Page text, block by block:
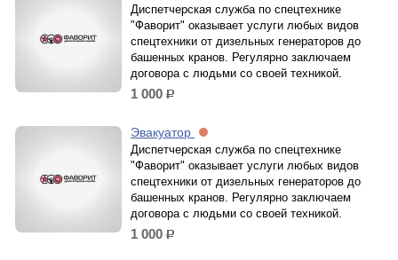
Диспетчерская служба по спецтехнике
"Фаворит" оказывает услуги любых видов
спецтехники от дизельных генераторов до
башенных кранов. Регулярно заключаем
договора с людьми со своей техникой.
1 000 р.
Эвакуатор
Диспетчерская служба по спецтехнике
"Фаворит" оказывает услуги любых видов
спецтехники от дизельных генераторов до
башенных кранов. Регулярно заключаем
договора с людьми со своей техникой.
1 000 р.